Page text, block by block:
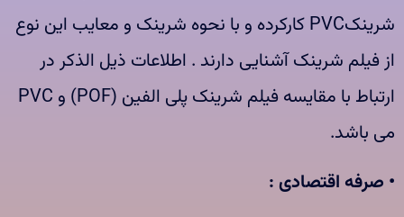
شرینکPVC کارکرده و با نحوه شرینک و معایب این نوع
از فیلم شرینک آشنایی دارند . اطلاعات ذیل الذکر در
ارتباط با مقایسه فیلم شرینک پلی الفین (POF) و PVC
می باشد.
• صرفه اقتصادی :